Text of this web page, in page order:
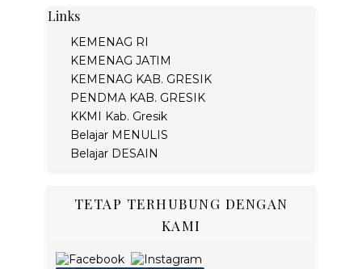
Links
KEMENAG RI
KEMENAG JATIM
KEMENAG KAB. GRESIK
PENDMA KAB. GRESIK
KKMI Kab. Gresik
Belajar MENULIS
Belajar DESAIN
TETAP TERHUBUNG DENGAN
KAMI